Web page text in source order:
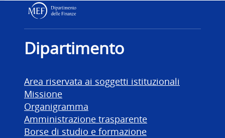
Dipartimento delle
Dipartimento
Area riservata ai soggetti istituzionali
Missione
Organigramma
Amministrazione trasparente
Borse di studio e formazione